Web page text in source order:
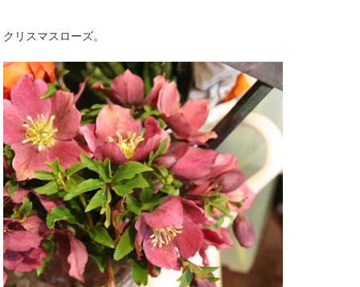
クリスマスローズ。